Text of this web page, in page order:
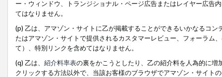
ー・ウィンドウ、トランジショナル・ページ広告またはレイヤー広告
てはなりません。
(p) 乙は、アマゾン・サイトに乙が掲載することができるいかなるコ
たはアマゾン・サイトで提供されるカスタマーレビュー、フォーラム
て）、特別リンクを含めてはなりません。
(q) 乙は、 紹介料率表の裏をかこうとしたり、乙の紹介料を人為的に
クリックする方法以外で、当該お客様のブラウザでアマゾン・サイト